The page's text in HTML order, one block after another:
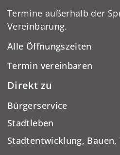
Termine außerhalb der
Vereinbarung.
Alle Öffnungszeiten
Termin vereinbaren
Direkt zu
Bürgerservice
Stadtleben
Stadtentwicklung,